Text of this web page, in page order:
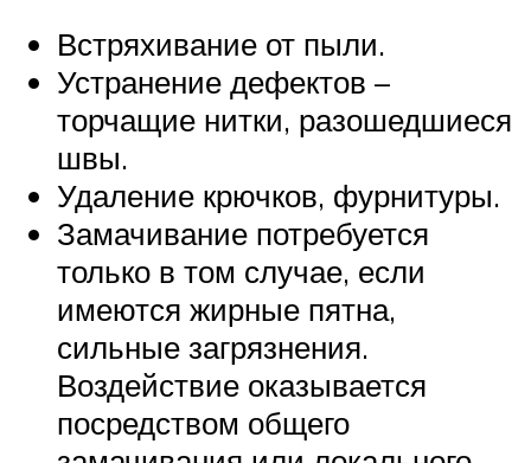
Встряхивание от пыли.
Устранение дефектов –
торчащие нитки, разошедшиеся
швы.
Удаление крючков, фурнитуры.
Замачивание потребуется
только в том случае, если
имеются жирные пятна,
сильные загрязнения.
Воздействие оказывается
посредством общего